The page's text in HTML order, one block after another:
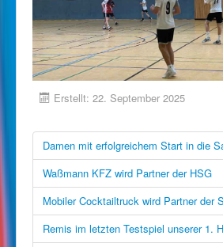
Erstellt: 22. September 2025
Damen mit erfolgreichem Start in die
Waßmann KFZ wird Partner der HSG
Mobiler Cocktailtruck wird Partner der
Remis im letzten Testspiel unserer 1.